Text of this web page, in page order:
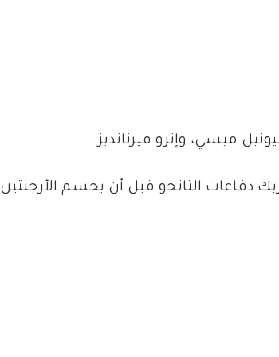
ميسي، وإنزو فيرنانديز.
دفاعات التانجو قبل أن يحسم الأرجنتين